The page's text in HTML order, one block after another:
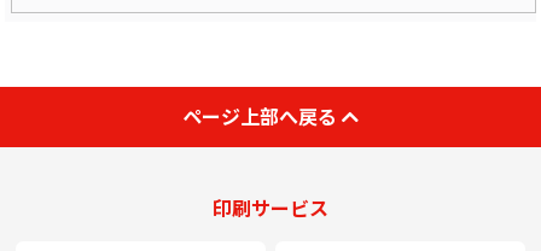
ページ上部へ戻る
印刷サービス